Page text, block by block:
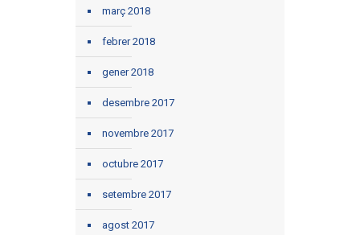
març 2018
febrer 2018
gener 2018
desembre 2017
novembre 2017
octubre 2017
setembre 2017
agost 2017